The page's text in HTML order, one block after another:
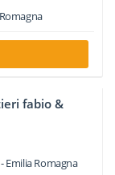
fabio &
Emilia Romagna